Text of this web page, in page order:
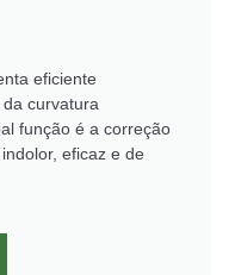
eficiente
curvatura
função é a correção
eficaz e de